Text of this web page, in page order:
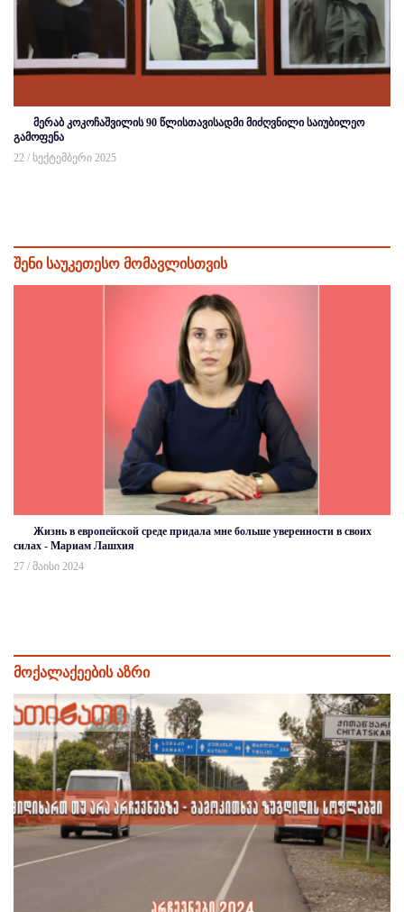
მერაბ კოკოჩაშვილის 90 წლისთავისადმი მიძღვნილი საიუბილეო
გამოფენა
22 / სექტემბერი 2025
შენი საუკეთესო მომავლისთვის
Жизнь в европейской среде придала мне больше уверенности в своих
силах - Мариам Лашхия
27 / მაისი 2024
მოქალაქეების აზრი